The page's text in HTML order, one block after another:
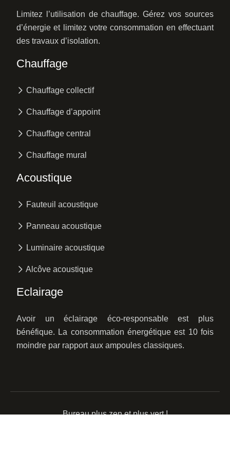
Limitez l’utilisation de chauffage. Gérez vos sources
d’énergie et limitez votre consommation en effectuant
des travaux d’isolation.
Chauffage
Chauffage collectif
Chauffage d’appoint
Chauffage central
Chauffage mural
Acoustique
Fauteuil acoustique
Panneau acoustique
Luminaire acoustique
Alcôve acoustique
Eclairage
Avoir un éclairage éco-responsable est plus
bénéfique. La consommation énergétique est 10 fois
moindre par rapport aux ampoules classiques.
Bureau plus zen et plus vert !